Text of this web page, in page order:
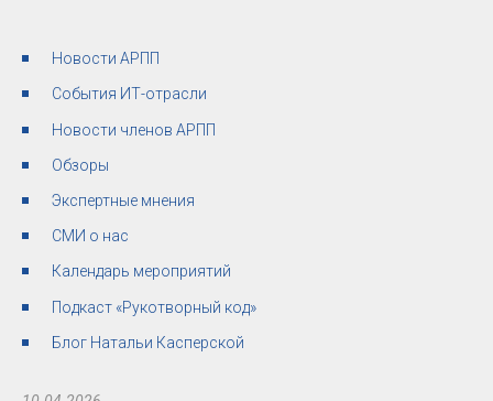
Новости АРПП
События ИТ-отрасли
Новости членов АРПП
Обзоры
Экспертные мнения
СМИ о нас
Календарь мероприятий
Подкаст «Рукотворный код»
Блог Натальи Касперской